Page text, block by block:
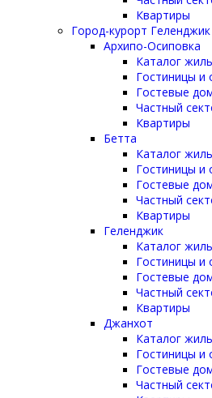
Квартиры
Город-курорт Геленджик
Архипо-Осиповка
Каталог
Гостиницы и
Гостевые
Частный
Квартиры
Бетта
Каталог
Гостиницы и
Гостевые
Частный
Квартиры
Геленджик
Каталог
Гостиницы и
Гостевые
Частный
Квартиры
Джанхот
Каталог
Гостиницы и
Гостевые
Частный